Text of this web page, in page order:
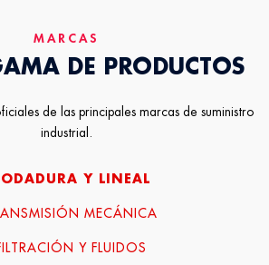
MARCAS
DE PRODUCTOS
de las principales marcas de suministro
industrial.
Y LINEAL
MECÁNICA
Y FLUIDOS